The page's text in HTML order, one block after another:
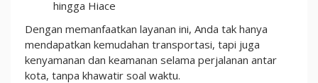
hingga Hiace
Dengan memanfaatkan layanan ini, Anda tak hanya
mendapatkan kemudahan transportasi, tapi juga
kenyamanan dan keamanan selama perjalanan antar
kota, tanpa khawatir soal waktu.